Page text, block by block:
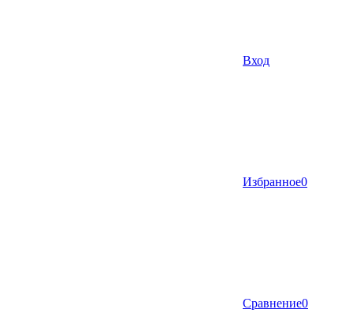
Вход
Избранное0
Сравнение0